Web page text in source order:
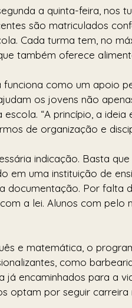
a quinta-feira, nos
são matriculados
Cada turma tem, no
também oferece
funciona como um apoio
os jovens não
escola. “A princípio, a
de organização e
indicação. Basta
em uma instituição de
documentação. Por falta
a lei. Alunos com pelo
e matemática, o
como
já encaminhados para a
optam por seguir carreira